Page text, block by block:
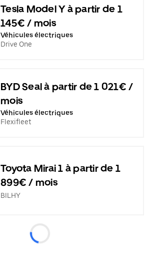
Tesla Model Y à partir de 1
145€ / mois
Véhicules électriques
Drive One
BYD Seal à partir de 1 021€ /
mois
Véhicules électriques
Flexifleet
Toyota Mirai 1 à partir de 1
899€ / mois
BILHY